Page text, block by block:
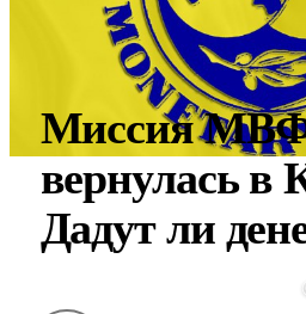
Миссия
вернулась в
Дадут ли